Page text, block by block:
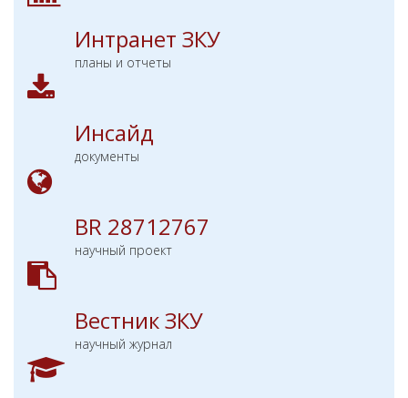
Интранет ЗКУ
планы и отчеты
Инсайд
документы
BR 28712767
научный проект
Вестник ЗКУ
научный журнал